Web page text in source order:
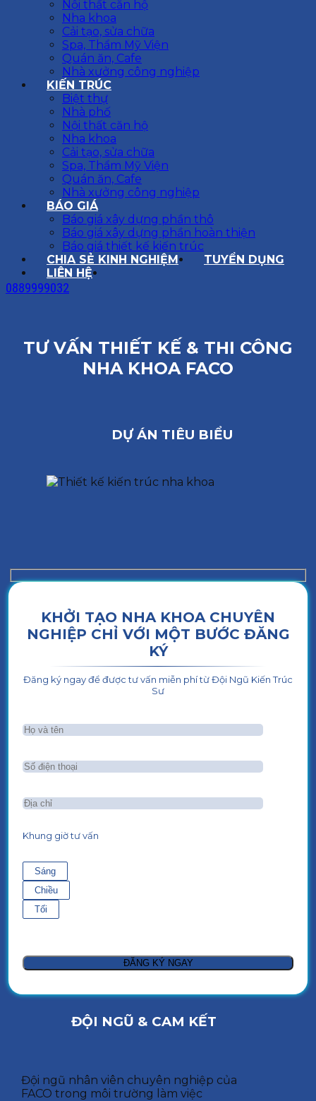
Nội thất căn hộ
Nha khoa
Cải tạo, sửa chữa
Spa, Thẩm Mỹ Viện
Quán ăn, Cafe
Nhà xưởng công nghiệp
KIẾN TRÚC
Biệt thự
Nhà phố
Nội thất căn hộ
Nha khoa
Cải tạo, sửa chữa
Spa, Thẩm Mỹ Viện
Quán ăn, Cafe
Nhà xưởng công nghiệp
BÁO GIÁ
Báo giá xây dựng phần thô
Báo giá xây dựng phần hoàn thiện
Báo giá thiết kế kiến trúc
CHIA SẺ KINH NGHIỆM
TUYỂN DỤNG
LIÊN HỆ
0889999032
TƯ VẤN THIẾT KẾ & THI CÔNG
NHA KHOA FACO
DỰ ÁN TIÊU BIỂU
KHỞI TẠO NHA KHOA CHUYÊN
NGHIỆP CHỈ VỚI MỘT BƯỚC ĐĂNG
KÝ
Đăng ký ngay để được tư vấn miễn phí từ Đội Ngũ Kiến Trúc
Sư
Khung giờ tư vấn
Sáng
Chiều
Tối
ĐỘI NGŨ & CAM KẾT
Đội ngũ nhân viên chuyên nghiệp của
FACO trong môi trường làm việc